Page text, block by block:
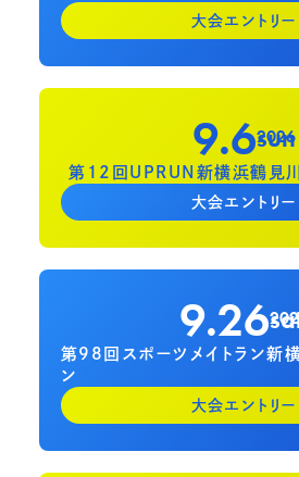
大会エントリー
9.62026
sun
第12回UPRUN新横浜鶴見川
大会エントリー
9.26
第98回スポーツメイトラン新
ン
大会エントリー